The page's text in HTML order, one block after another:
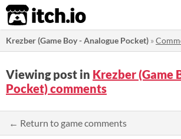
itch.io
Krezber (Game Boy - Analogue Pocket) »
Viewing post in Krezber (Game
Pocket) comments
← Return to game comments